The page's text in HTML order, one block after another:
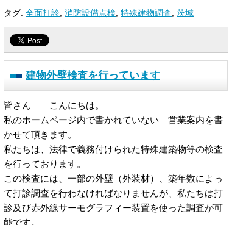
タグ: 全面打診 消防設備点検 特殊建物調査 茨城
建物外壁検査を行っています
皆さん こんにちは。
私のホームページ内で書かれていない 営業案内を書
かせて頂きます。
私たちは、法律で義務付けられた特殊建築物等の検査
を行っております。
この検査には、一部の外壁（外装材）、築年数によっ
て打診調査を行わなければなりませんが、私たちは打
診及び赤外線サーモグラフィー装置を使った調査が可
能です。